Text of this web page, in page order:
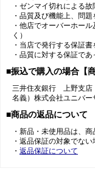
・ゼンマイ切れによる故
・品質及び機能上、問
・他店でオーバーホー
く）
・当店で発行する保証
・品質に対する保証で
■振込で購入の場合【
三井住友銀行 上野支
名義）株式会社ユニバー
■商品の返品について
・新品・未使用品は、
・返品保証の対象でな
・ 返品保証について